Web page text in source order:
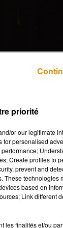
voix
et Lionel
années 80 !
fonds pour lutter
Bob Dylan,
!
priorité
or our legitimate
personalised
Create profiles to
prevent and
These technologies
based on
Link different
les finalités et/ou